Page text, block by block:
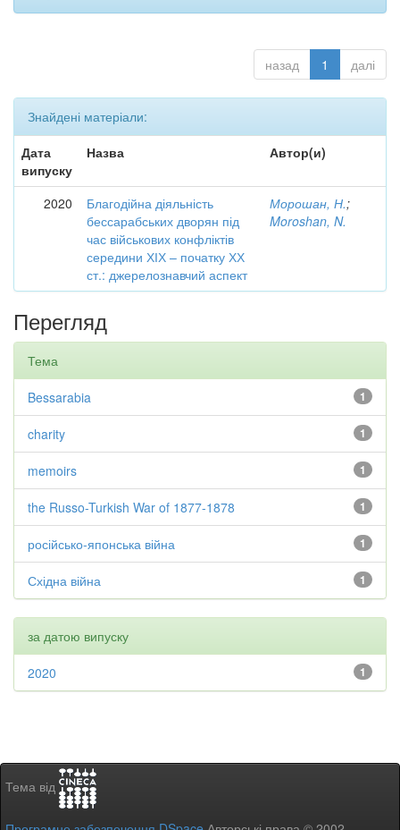
назад 1 далі
Знайдені матеріали:
Дата
випуску
Назва Автор(и)
2020
Благодійна діяльність
бессарабських дворян під
час військових конфліктів
середини ХІХ – початку ХХ
ст.: джерелознавчий аспект
Морошан, Н.;
Moroshan, N.
Перегляд
Тема
1
Bessarabia
1
charity
1
memoirs
1
the Russo-Turkish War of 1877-1878
1
російсько-японська війна
1
Східна війна
за датою випуску
1
2020
Тема від